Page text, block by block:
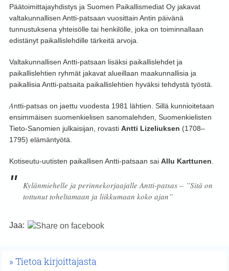
Päätoimittajayhdistys ja Suomen Paikallismediat Oy jakavat
valtakunnallisen Antti-patsaan vuosittain Antin päivänä
tunnustuksena yhteisölle tai henkilölle, joka on toiminnallaan
edistänyt paikallislehdille tärkeitä arvoja.
Valtakunnallisen Antti-patsaan lisäksi paikallislehdet ja
paikallislehtien ryhmät jakavat alueillaan maakunnallisia ja
paikallisia Antti-patsaita paikallislehtien hyväksi tehdystä työstä.
Antti-patsas on jaettu vuodesta 1981 lähtien. Sillä kunnioitetaan
ensimmäisen suomenkielisen sanomalehden, Suomenkielisten
Tieto-Sanomien julkaisijan, rovasti Antti Lizeliuksen (1708–
1795) elämäntyötä.
Kotiseutu-uutisten paikallisen Antti-patsaan sai Allu Karttunen
Kylänmiehelle ja perinnekorjaajalle Antti-patsas – ”Sitä on
tottunut toheltamaan ja liikkumaan koko ajan”
Jaa:
Tietoa kirjoittajasta